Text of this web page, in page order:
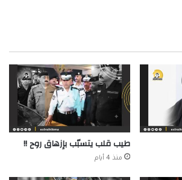
طيب قلب يتسبّب بإزهاق روح !!
منذ 4 أيام